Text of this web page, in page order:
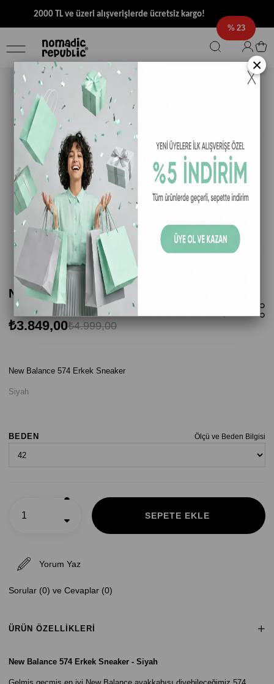
2000 TL ve üzeri alışverişlerde ücretsiz kargo!
23
New Balance 574 Erkek Sneaker - Siyah
₺4.999,00
₺3.849,00
New Balance 574 Erkek Sneaker
Siyah
Ölçü ve Beden Bilgisi
BEDEN
Yorum Yaz
Sorular (0) ve Cevaplar (0)
ÜRÜN ÖZELLIKLERI
New Balance 574 Erkek Sneaker - Siyah
×